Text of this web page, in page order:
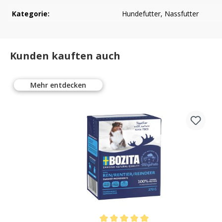
Kategorie: Hundefutter, Nassfutter
Kunden kauften auch
Mehr entdecken